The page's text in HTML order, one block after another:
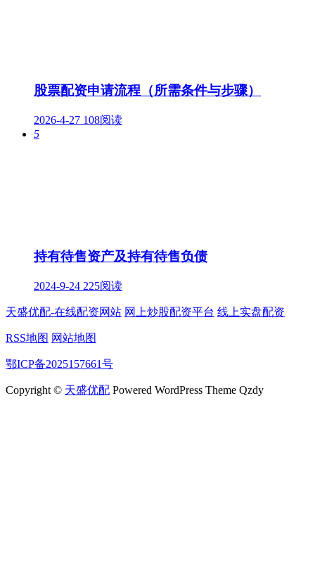
股票配资申请流程（所需条件与步骤）
2026-4-27 108阅读
5
持有待售资产及持有待售负债
2024-9-24 225阅读
天盛优配-在线配资网站 网上炒股配资平台 线上实盘配资
RSS地图 网站地图
鄂ICP备2025157661号
Copyright © 天盛优配 Powered WordPress Theme Qzdy